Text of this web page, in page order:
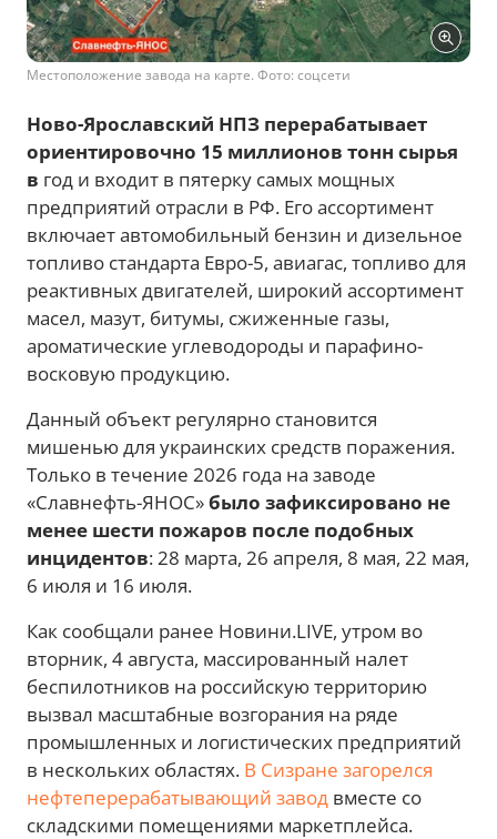
Местоположение завода на карте. Фото: соцсети
Ново-Ярославский НПЗ перерабатывает
ориентировочно 15 миллионов тонн сырья
в год и входит в пятерку самых мощных
предприятий отрасли в РФ. Его ассортимент
включает автомобильный бензин и дизельное
топливо стандарта Евро-5, авиагас, топливо для
реактивных двигателей, широкий ассортимент
масел, мазут, битумы, сжиженные газы,
ароматические углеводороды и парафино-
восковую продукцию.
Данный объект регулярно становится
мишенью для украинских средств поражения.
Только в течение 2026 года на заводе
«Славнефть-ЯНОС»было зафиксировано не
менее шести пожаров после подобных
инцидентов: 28 марта, 26 апреля, 8 мая, 22 мая,
6 июля и 16 июля.
Как сообщали ранее Новини.LIVE, утром во
вторник, 4 августа, массированный налет
беспилотников на российскую территорию
вызвал масштабные возгорания на ряде
промышленных и логистических предприятий
в нескольких областях. В Сизране загорелся
нефтеперерабатывающий завод вместе со
складскими помещениями маркетплейса.